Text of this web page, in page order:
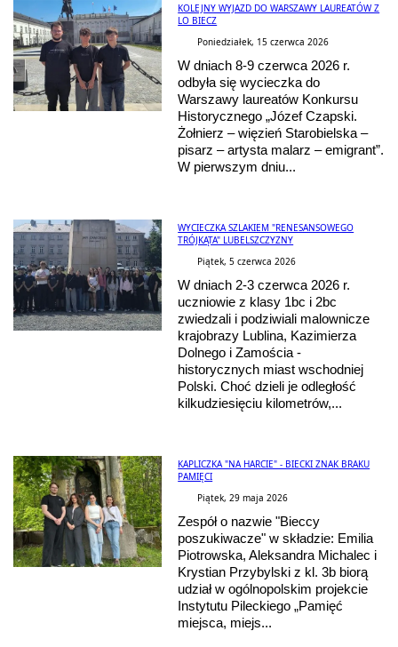
KOLEJNY WYJAZD DO WARSZAWY LAUREATÓW Z
LO BIECZ
Poniedziałek, 15 czerwca 2026
W dniach 8-9 czerwca 2026 r.
odbyła się wycieczka do
Warszawy laureatów Konkursu
Historycznego „Józef Czapski.
Żołnierz – więzień Starobielska –
pisarz – artysta malarz – emigrant”.
W pierwszym dniu...
WYCIECZKA SZLAKIEM "RENESANSOWEGO
TRÓJKĄTA" LUBELSZCZYZNY
Piątek, 5 czerwca 2026
W dniach 2-3 czerwca 2026 r.
uczniowie z klasy 1bc i 2bc
zwiedzali i podziwiali malownicze
krajobrazy Lublina, Kazimierza
Dolnego i Zamościa -
historycznych miast wschodniej
Polski. Choć dzieli je odległość
kilkudziesięciu kilometrów,...
KAPLICZKA "NA HARCIE" - BIECKI ZNAK BRAKU
PAMIĘCI
Piątek, 29 maja 2026
Zespół o nazwie "Bieccy
poszukiwacze" w składzie: Emilia
Piotrowska, Aleksandra Michalec i
Krystian Przybylski z kl. 3b biorą
udział w ogólnopolskim projekcie
Instytutu Pileckiego „Pamięć
miejsca, miejs...